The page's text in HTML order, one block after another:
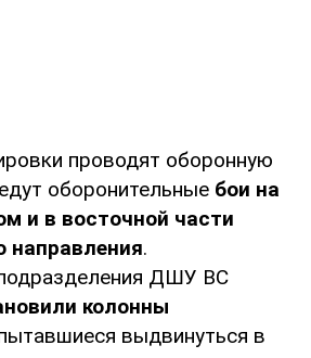
проводят оборонную
оборонительные бои на
и в восточной части
направления.
ДШУ ВС
колонны
выдвинуться в